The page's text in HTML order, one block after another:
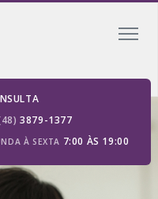
3879-1377
À SEXTA 7:00 ÀS 19:00